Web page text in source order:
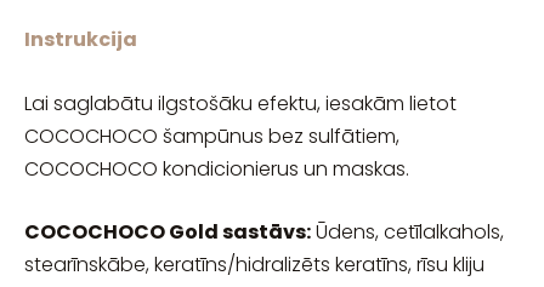
Instrukcija
Lai saglabātu ilgstošāku efektu, iesakām lietot
COCOCHOCO šampūnus bez sulfātiem,
COCOCHOCO kondicionierus un maskas.
COCOCHOCO Gold sastāvs:Ūdens, cetīlalkahols,
stearīnskābe, keratīns/hidralizēts keratīns, rīsu kliju